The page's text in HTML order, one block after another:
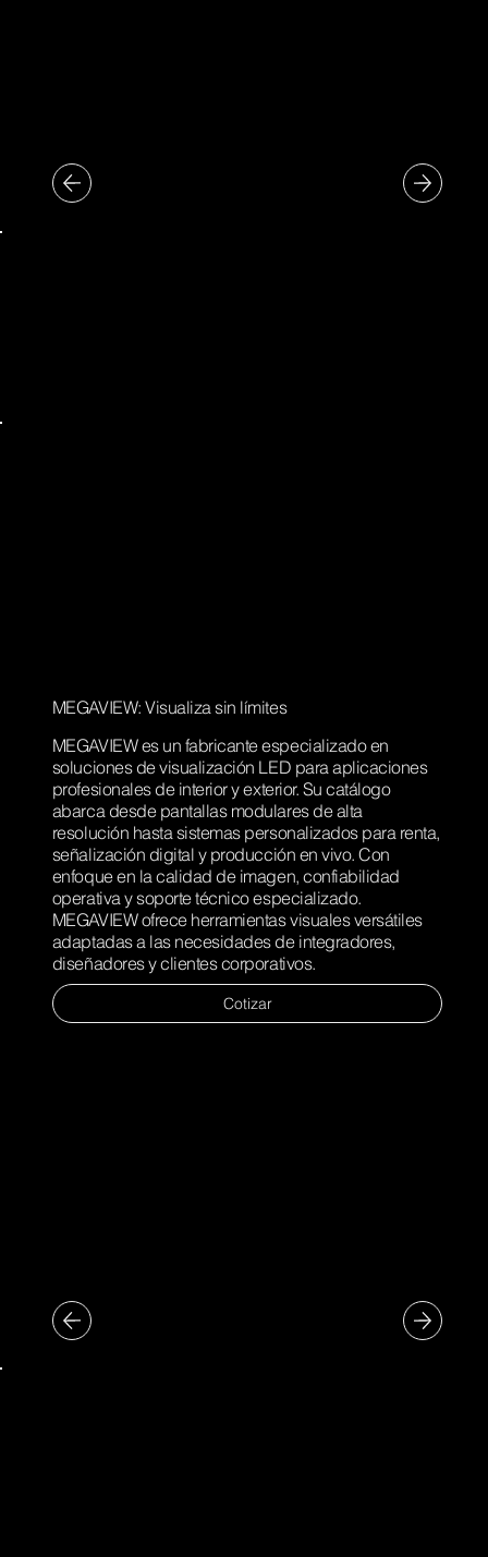
MEGAVIEW: Visualiza sin límites
MEGAVIEW es un fabricante especializado en
soluciones de visualización LED para aplicaciones
profesionales de interior y exterior. Su catálogo
abarca desde pantallas modulares de alta
resolución hasta sistemas personalizados para renta,
señalización digital y producción en vivo. Con
enfoque en la calidad de imagen, confiabilidad
operativa y soporte técnico especializado.
MEGAVIEW ofrece herramientas visuales versátiles
adaptadas a las necesidades de integradores,
diseñadores y clientes corporativos.
Cotizar